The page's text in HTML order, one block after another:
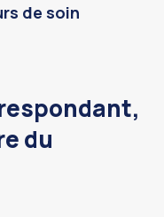
de soin
du